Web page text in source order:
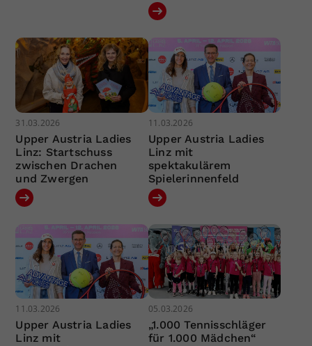
31.03.2026
Upper Austria Ladies
Linz: Startschuss
zwischen Drachen
und Zwergen
11.03.2026
Upper Austria Ladies
Linz mit
spektakulärem
Spielerinnenfeld
11.03.2026
Upper Austria Ladies
Linz mit
05.03.2026
„1.000 Tennisschläger
für 1.000 Mädchen“